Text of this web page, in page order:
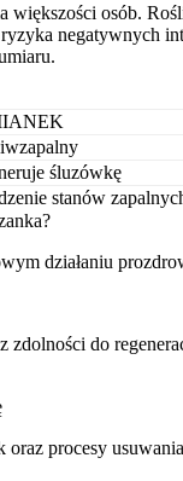
większości osób.
negatywnych
śluzówkę
stanów
działaniu
zdolności do
oraz procesy